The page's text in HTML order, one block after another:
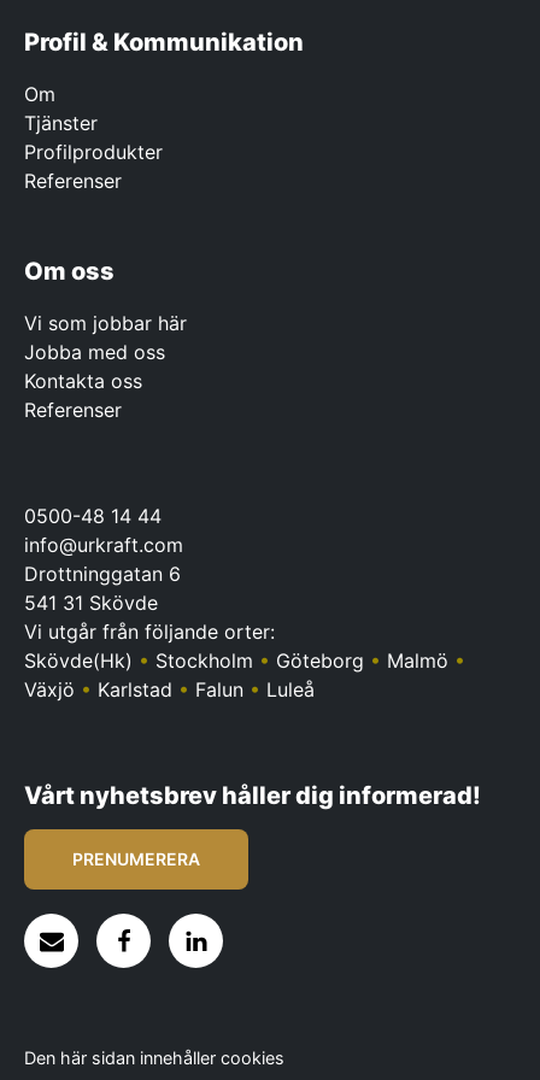
Profil & Kommunikation
Om
Tjänster
Profilprodukter
Referenser
Om oss
Vi som jobbar här
Jobba med oss
Kontakta oss
Referenser
0500-48 14 44
info@urkraft.com
Drottninggatan 6
541 31 Skövde
Vi utgår från följande orter:
Skövde(Hk) • Stockholm • Göteborg • Malmö •
Växjö • Karlstad • Falun • Luleå
Vårt nyhetsbrev håller dig informerad!
PRENUMERERA
Den här sidan innehåller cookies